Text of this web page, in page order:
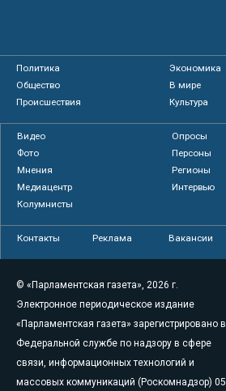
Политика
Экономика
Общество
В мире
Происшествия
Культура
Видео
Опросы
Фото
Персоны
Мнения
Регионы
Медиацентр
Интервью
Колумнисты
Контакты Реклама Вакансии
© «Парламентская газета», 2026 г.
Электронное периодическое издание
«Парламентская газета» зарегистрировано в
Федеральной службе по надзору в сфере
связи, информационных технологий и
массовых коммуникаций (Роскомнадзор) 05